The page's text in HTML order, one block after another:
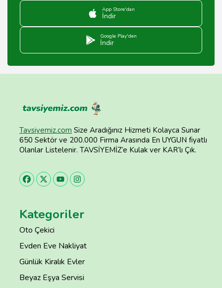
App Store'dan
İndir
Google Play'den
İndir
Tavsiyemiz.com Size Aradığınız Hizmeti Kolayca Sunar
650 Sektör ve 200.000 Firma Arasında En UYGUN fiyatlı
Olanlar Listelenir. TAVSİYEMİZ’e Kulak ver KAR’lı Çık.
Kategoriler
Oto Çekici
Evden Eve Nakliyat
Günlük Kiralık Evler
Beyaz Eşya Servisi